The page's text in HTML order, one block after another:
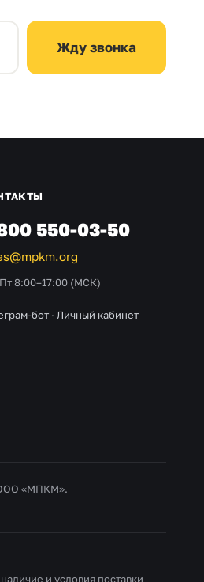
Жду звонка
550-03-50
8:00–17:00 (МСК)
бот · Личный кабинет
ООО «МПКМ».
и условия поставки